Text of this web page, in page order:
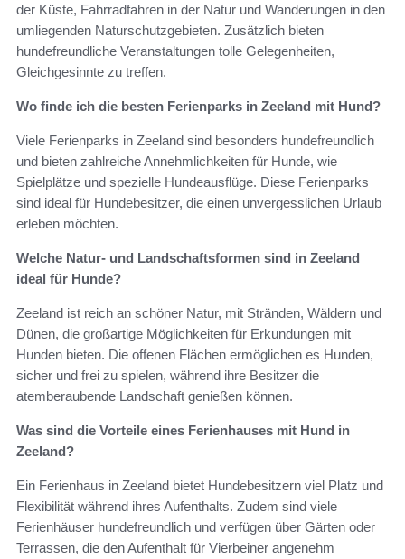
der Küste, Fahrradfahren in der Natur und Wanderungen in den
umliegenden Naturschutzgebieten. Zusätzlich bieten
hundefreundliche Veranstaltungen tolle Gelegenheiten,
Gleichgesinnte zu treffen.
Wo finde ich die besten Ferienparks in Zeeland mit Hund?
Viele Ferienparks in Zeeland sind besonders hundefreundlich
und bieten zahlreiche Annehmlichkeiten für Hunde, wie
Spielplätze und spezielle Hundeausflüge. Diese Ferienparks
sind ideal für Hundebesitzer, die einen unvergesslichen Urlaub
erleben möchten.
Welche Natur- und Landschaftsformen sind in Zeeland
ideal für Hunde?
Zeeland ist reich an schöner Natur, mit Stränden, Wäldern und
Dünen, die großartige Möglichkeiten für Erkundungen mit
Hunden bieten. Die offenen Flächen ermöglichen es Hunden,
sicher und frei zu spielen, während ihre Besitzer die
atemberaubende Landschaft genießen können.
Was sind die Vorteile eines Ferienhauses mit Hund in
Zeeland?
Ein Ferienhaus in Zeeland bietet Hundebesitzern viel Platz und
Flexibilität während ihres Aufenthalts. Zudem sind viele
Ferienhäuser hundefreundlich und verfügen über Gärten oder
Terrassen, die den Aufenthalt für Vierbeiner angenehm